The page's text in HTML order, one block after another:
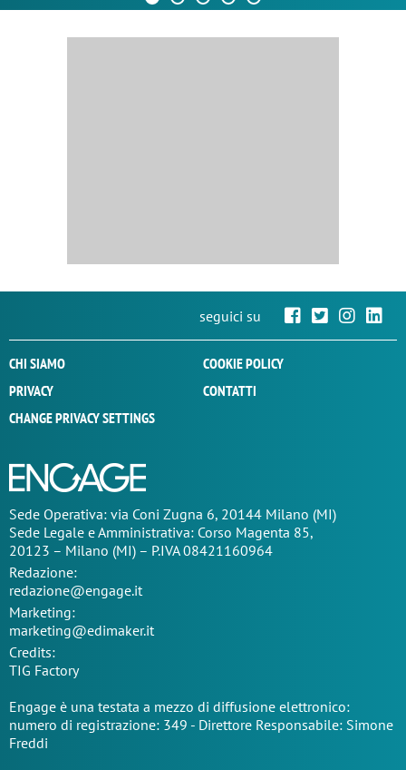
seguici su
CHI SIAMO
COOKIE POLICY
PRIVACY
CONTATTI
CHANGE PRIVACY SETTINGS
Sede Operativa: via Coni Zugna 6, 20144 Milano (MI)
Sede Legale e Amministrativa: Corso Magenta 85,
20123 – Milano (MI) – P.IVA 08421160964
Redazione:
redazione@engage.it
Marketing:
marketing@edimaker.it
Credits:
TIG Factory
Engage è una testata a mezzo di diffusione elettronico:
numero di registrazione: 349 - Direttore Responsabile: Simone
Freddi